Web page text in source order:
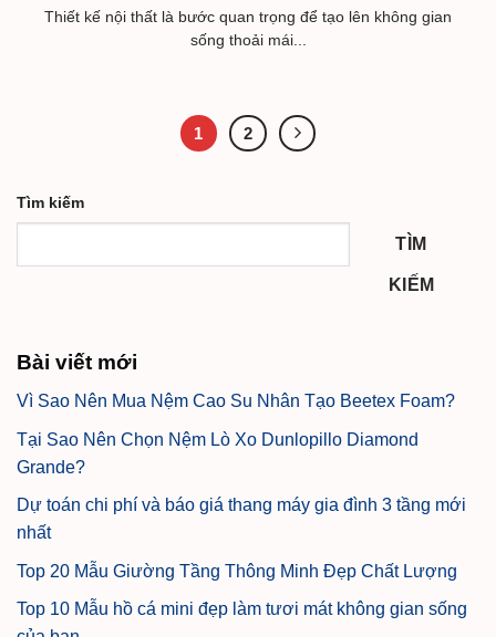
Thiết kế nội thất là bước quan trọng để tạo lên không gian
sống thoải mái...
1 2
Tìm kiếm
TÌM
KIẾM
Bài viết mới
Vì Sao Nên Mua Nệm Cao Su Nhân Tạo Beetex Foam?
Tại Sao Nên Chọn Nệm Lò Xo Dunlopillo Diamond
Grande?
Dự toán chi phí và báo giá thang máy gia đình 3 tầng mới
nhất
Top 20 Mẫu Giường Tầng Thông Minh Đẹp Chất Lượng
Top 10 Mẫu hồ cá mini đẹp làm tươi mát không gian sống